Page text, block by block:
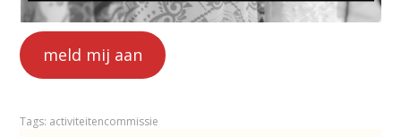
meld mij aan
Tags: activiteitencommissie